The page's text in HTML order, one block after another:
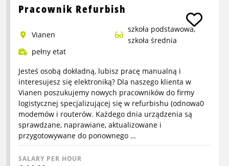
info
Zbieracz
Pracownik Refurbish
vianen
szkoła podstawowa,
szkoła średnia
pełny etat
Jesteś osobą dokładną, lubisz pracę manualną i
interesujesz się elektroniką? Dla naszego klienta w
Vianen poszukujemy nowych pracowników do firmy
logistycznej specjalizującej się w refurbishu (odnowa0
modemów i routerów. Każdego dnia urządzenia są
sprawdzane, naprawiane, aktualizowane i
przygotowywane do ponownego …
SALARY PER HOUR